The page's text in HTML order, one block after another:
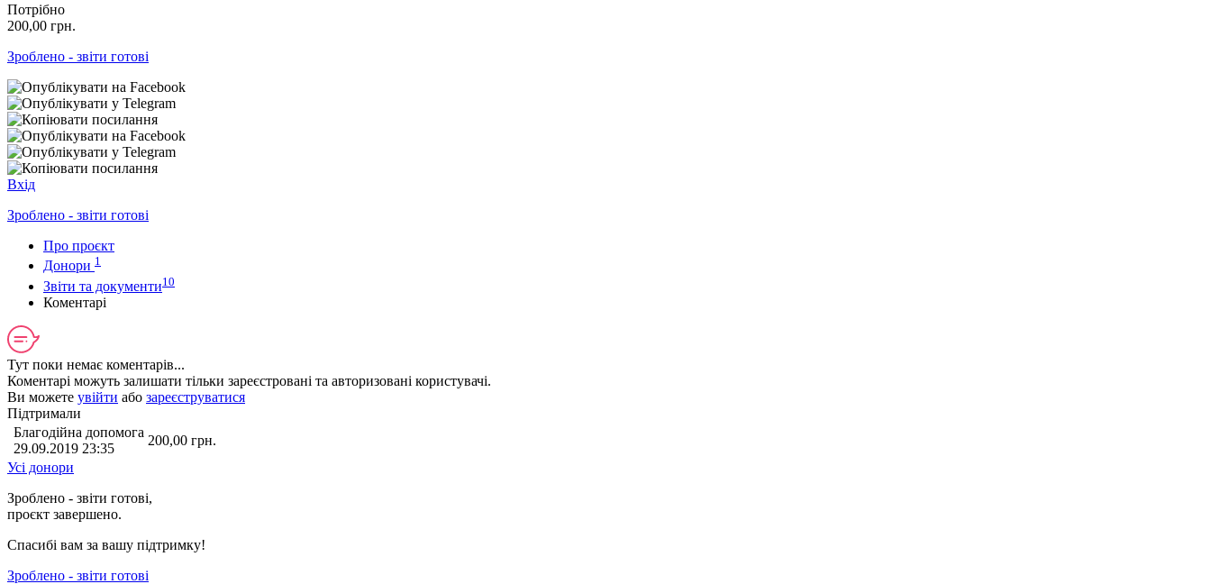
Потрібно
200,00 грн.
Зроблено - звіти готові
Вхід
Зроблено - звіти готові
Про проєкт
Донори 1
Звіти та документи10
Коментарі
Тут поки немає коментарів...
Коментарі можуть залишати тільки зареєстровані та авторизовані користувачі.
Ви можете увійти або зареєструватися
Підтримали
Благодійна допомога
29.09.2019 23:35
200,00 грн.
Усі донори
Зроблено - звіти готові,
проєкт завершено.
Спасибі вам за вашу підтримку!
Зроблено - звіти готові